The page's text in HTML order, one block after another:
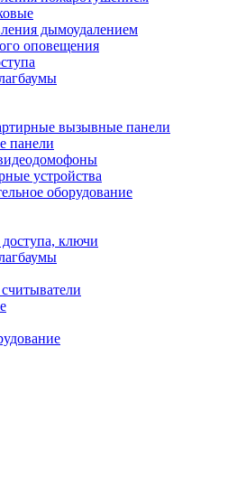
дымоудалением
оповещения
вызывные панели
панели
устройства
оборудование
ключи